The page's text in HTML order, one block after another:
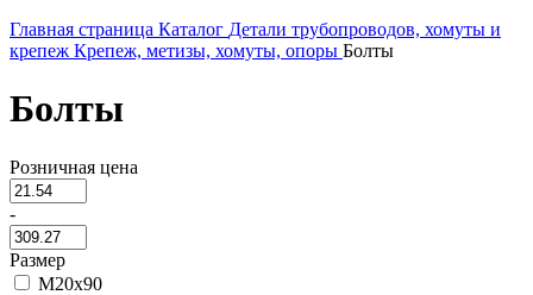
Главная страница Каталог Детали трубопроводов, хомуты и
крепеж Крепеж, метизы, хомуты, опоры Болты
Болты
Розничная цена
-
Размер
М20х90